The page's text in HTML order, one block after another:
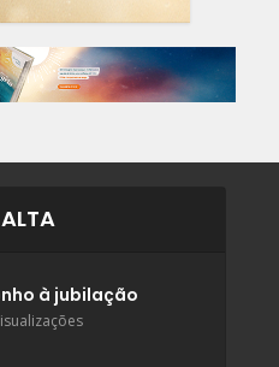
à jubilação